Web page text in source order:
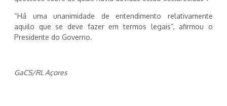
“Há uma unanimidade de entendimento relativamente
aquilo que se deve fazer em termos legais”, afirmou o
Presidente do Governo.
GaCS/RL Açores